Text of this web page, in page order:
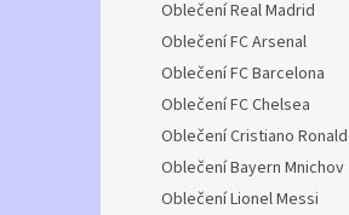
Oblečení Real Madrid
Oblečení FC Arsenal
Oblečení FC Barcelona
Oblečení FC Chelsea
Oblečení Cristiano
Oblečení Bayern Mnichov
Oblečení Lionel Messi